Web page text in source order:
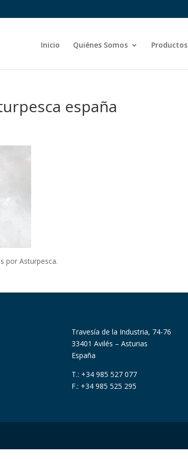
Inicio Quiénes Somos Productos
españa
por Asturpesca.
Travesía de la Industria, 74-76
33401 Avilés – Asturias
España
T.: +34 985 527 077
F.: +34 985 525 295